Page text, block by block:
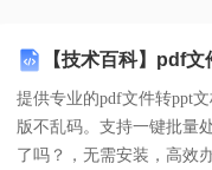
【技术百科】pdf
提供专业的pdf文件转ppt
了吗？ ，无需安装，高效